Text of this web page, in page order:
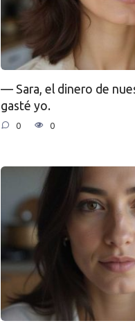
— Sara, el dinero de
gasté yo.
0 0